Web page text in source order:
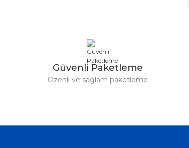
Güvenli Paketleme
Özenli ve sağlam paketleme